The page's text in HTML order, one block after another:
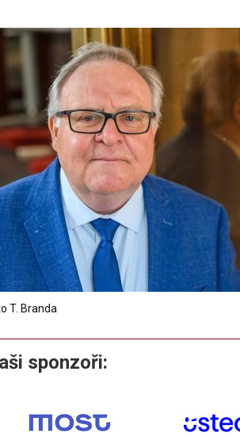
T. Branda
sponzoři: